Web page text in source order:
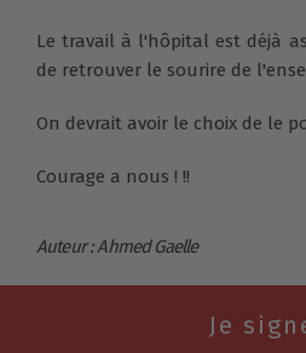
Le travail à l'hôpital est déjà
de retrouver le sourire de
On devrait avoir le choix de le
Courage a nous ! !!
Auteur : Ahmed Gaelle